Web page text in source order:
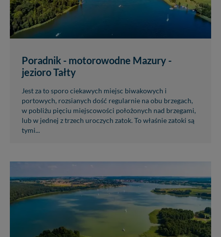
Poradnik - motorowodne Mazury -
jezioro Tałty
Jest za to sporo ciekawych miejsc biwakowych i
portowych, rozsianych dość regularnie na obu brzegach,
w pobliżu pięciu miejscowości położonych nad brzegami,
lub w jednej z trzech uroczych zatok. To właśnie zatoki są
tymi...